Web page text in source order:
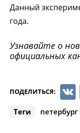
Данный
года.
Узнавайте о
официальных
ПОДЕЛИТЬСЯ:
Теги петербург